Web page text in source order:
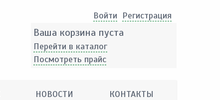
Войти Pегистрация
Ваша корзина пуста
Перейти в каталог
Посмотреть прайс
НОВОСТИ КОНТАКТЫ